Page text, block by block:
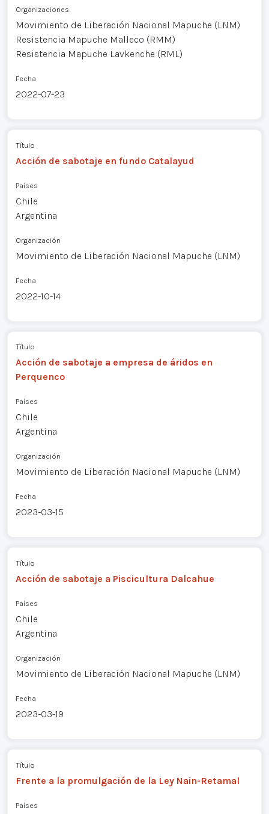
Organizaciones
Movimiento de Liberación Nacional Mapuche (LNM)
Resistencia Mapuche Malleco (RMM)
Resistencia Mapuche Lavkenche (RML)
Fecha
2022-07-23
Título
Acción de sabotaje en fundo Catalayud
Países
Chile
Argentina
Organización
Movimiento de Liberación Nacional Mapuche (LNM)
Fecha
2022-10-14
Título
Acción de sabotaje a empresa de áridos en
Perquenco
Países
Chile
Argentina
Organización
Movimiento de Liberación Nacional Mapuche (LNM)
Fecha
2023-03-15
Título
Acción de sabotaje a Piscicultura Dalcahue
Países
Chile
Argentina
Organización
Movimiento de Liberación Nacional Mapuche (LNM)
Fecha
2023-03-19
Título
Frente a la promulgación de la Ley Nain-Retamal
Países